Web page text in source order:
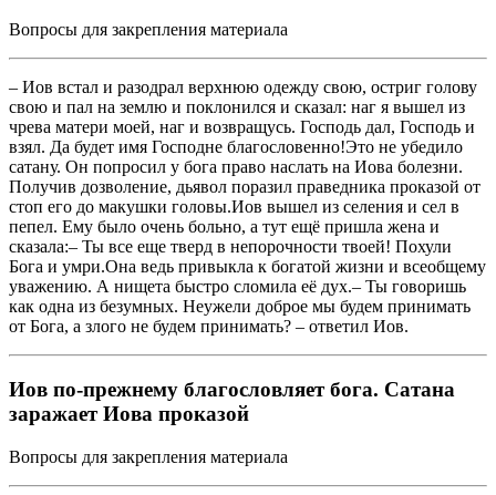
Вопросы для закрепления материала
– Иов встал и разодрал верхнюю одежду свою, остриг голову
свою и пал на землю и поклонился и сказал: наг я вышел из
чрева матери моей, наг и возвращусь. Господь дал, Господь и
взял. Да будет имя Господне благословенно!Это не убедило
сатану. Он попросил у бога право наслать на Иова болезни.
Получив дозволение, дьявол поразил праведника проказой от
стоп его до макушки головы.Иов вышел из селения и сел в
пепел. Ему было очень больно, а тут ещё пришла жена и
сказала:– Ты все еще тверд в непорочности твоей! Похули
Бога и умри.Она ведь привыкла к богатой жизни и всеобщему
уважению. А нищета быстро сломила её дух.– Ты говоришь
как одна из безумных. Неужели доброе мы будем принимать
от Бога, а злого не будем принимать? – ответил Иов.
Иов по-прежнему благословляет бога. Сатана
заражает Иова проказой
Вопросы для закрепления материала